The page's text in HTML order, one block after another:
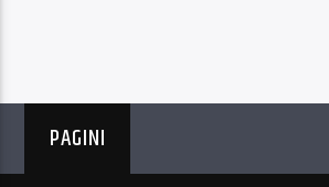
PAGINI